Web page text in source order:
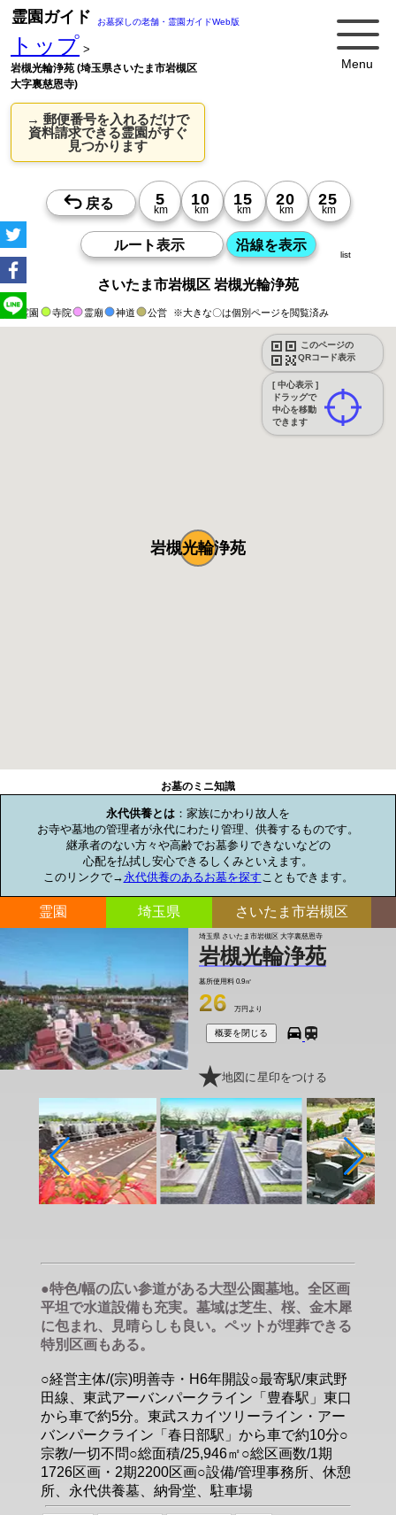
Menu
霊園ガイド お墓探しの老舗・霊園ガイドWeb版
トップ >
岩槻光輪浄苑 (埼玉県さいたま市岩槻区
大字裏慈恩寺)
→ 郵便番号を入れるだけで
資料請求できる霊園がすぐ
見つかります
さいたま市岩槻区 岩槻光輪浄苑
霊園 寺院 霊廟 神道 公営 ※大きな〇は個別ページを閲覧済み
このページの
QRコード表示
[ 中心表示 ]
ドラッグで
中心を移動
できます
list
岩槻光輪浄苑
お墓のミニ知識
永代供養とは ：家族にかわり故人を
お寺や墓地の管理者が永代にわたり管理、供養するものです。
継承者のない方々や高齢でお墓参りできないなどの
心配を払拭し安心できるしくみといえます。
このリンクで→永代供養のあるお墓を探す こともできます。
霊園 埼玉県 さいたま市岩槻区
埼玉県 さいたま市岩槻区 大字裏慈恩寺
岩槻光輪浄苑
墓所使用料 0.9㎡
26 万円より
概要を閉じる
地図に星印をつける
●特色/幅の広い参道がある大型公園墓地。全区画
平坦で水道設備も充実。墓域は芝生、桜、金木犀
に包まれ、見晴らしも良い。ペットが埋葬できる
特別区画もある。
○経営主体/(宗)明善寺・H6年開設○最寄駅/東武野
田線、東武アーバンパークライン「豊春駅」東口
から車で約5分。東武スカイツリーライン・アー
バンパークライン「春日部駅」から車で約10分○
宗教/一切不問○総面積/25,946㎡○総区画数/1期
1726区画・2期2200区画○設備/管理事務所、休憩
所、永代供養墓、納骨堂、駐車場